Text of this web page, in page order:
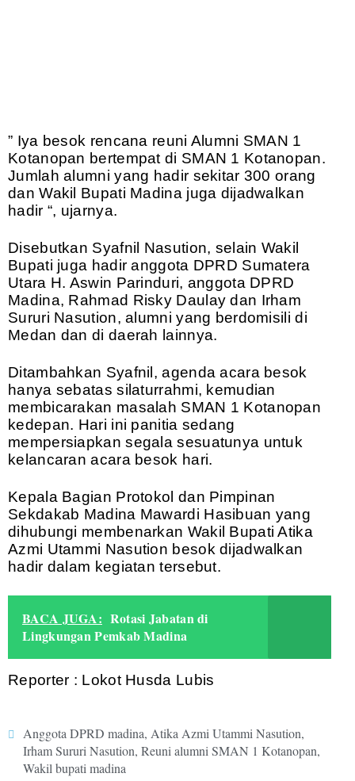
” Iya besok rencana reuni Alumni SMAN 1
Kotanopan bertempat di SMAN 1 Kotanopan.
Jumlah alumni yang hadir sekitar 300 orang
dan Wakil Bupati Madina juga dijadwalkan
hadir “, ujarnya.
Disebutkan Syafnil Nasution, selain Wakil
Bupati juga hadir anggota DPRD Sumatera
Utara H. Aswin Parinduri, anggota DPRD
Madina, Rahmad Risky Daulay dan Irham
Sururi Nasution, alumni yang berdomisili di
Medan dan di daerah lainnya.
Ditambahkan Syafnil, agenda acara besok
hanya sebatas silaturrahmi, kemudian
membicarakan masalah SMAN 1 Kotanopan
kedepan. Hari ini panitia sedang
mempersiapkan segala sesuatunya untuk
kelancaran acara besok hari.
Kepala Bagian Protokol dan Pimpinan
Sekdakab Madina Mawardi Hasibuan yang
dihubungi membenarkan Wakil Bupati Atika
Azmi Utammi Nasution besok dijadwalkan
hadir dalam kegiatan tersebut.
BACA JUGA: Rotasi Jabatan di
Lingkungan Pemkab Madina
Reporter : Lokot Husda Lubis
Anggota DPRD madina, Atika Azmi Utammi Nasution,
Irham Sururi Nasution, Reuni alumni SMAN 1 Kotanopan,
Wakil bupati madina